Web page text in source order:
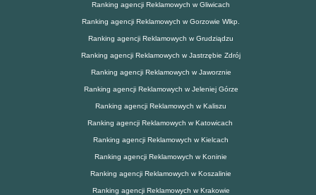
Ranking agencji Reklamowych w Gliwicach
Ranking agencji Reklamowych w Gorzowie Wlkp.
Ranking agencji Reklamowych w Grudziądzu
Ranking agencji Reklamowych w Jastrzębie Zdrój
Ranking agencji Reklamowych w Jaworznie
Ranking agencji Reklamowych w Jeleniej Górze
Ranking agencji Reklamowych w Kaliszu
Ranking agencji Reklamowych w Katowicach
Ranking agencji Reklamowych w Kielcach
Ranking agencji Reklamowych w Koninie
Ranking agencji Reklamowych w Koszalinie
Ranking agencji Reklamowych w Krakowie